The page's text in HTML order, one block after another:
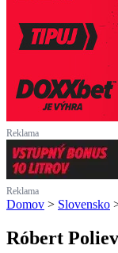
Reklama
Reklama
Domov > Slovensko
Róbert